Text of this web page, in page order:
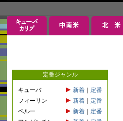
定番ジャンル
キューバ 新着
定番
フィーリン
新着
定番
ペルー
新着
定番